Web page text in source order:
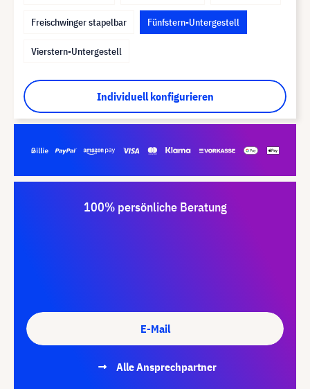
Freischwinger stapelbar Fünfstern-Untergestell
Vierstern-Untergestell
Individuell konfigurieren
100% persönliche Beratung
E-Mail
Alle Ansprechpartner